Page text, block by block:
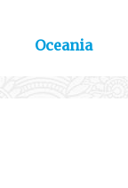
Oceania